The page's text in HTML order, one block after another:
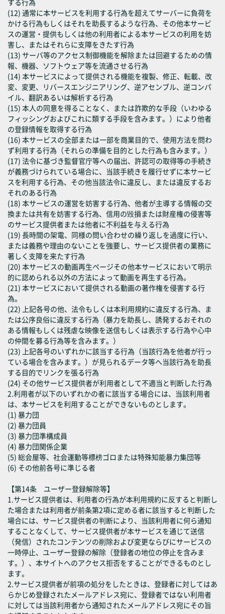
する行為
(12) 通常に本サービスを利用する行為を超えてサーバーに負荷を
かける行為もしくはそれを助長するような行為、その他本サービ
スの運営・提供もしくは他の利用者による本サービスの利用を妨
害し、またはそれらに支障をきたす行為
(13) サーバ等のアクセス制御機能を解除または回避するための情
報、機器、ソフトウェア等を流通させる行為
(14) 本サービスによって提供される機能を複製、修正、転載、改
変、変更、リバースエンジニアリング、逆アセンブル、逆コンパ
イル、翻訳あるいは解析する行為
(15) 本人の同意を得ることなく、または詐欺的な手段（いわゆる
フィッシングおよびこれに類する手段を含みます。）により他者
の登録情報を取得する行為
(16) 本サービスの全部または一部を商業目的で、使用方法を問わ
ず利用する行為（それらの準備を目的とした行為も含みます。）
(17) 法令に基づき監督官庁等への届出、許認可の取得等の手続き
が義務づけられている場合に、当該手続きを履行せずに本サービ
スを利用する行為、その他当該法令に違反し、または違反するお
それのある行為
(18) 本サービスの運営を妨害する行為、他者が主導する情報の交
換または共有を妨害する行為、信用の毀損または財産権の侵害等
のサービス提供者または他者に不利益を与える行為
(19) 長時間の架電、同様の問い合わせの繰り返しを過度に行い、
または義務や理由のないことを強要し、サービス提供者の業務に
著しく支障を来たす行為
(20) 本サービスの動画再生ページその他本サービスにおいて明示
的に認められる以外の方法によって動画を再生する行為。
(21) 本サービスにおいて提供される動画の著作権を侵害する行
為。
(22) 上記各号の他、法令もしくは本利用規約に違反する行為、ま
たは公序良俗に違反する行為（暴力を助長し、誘発するおそれの
ある情報もしくは残虐な映像を送信もしくは表示する行為や心中
の仲間を募る行為等を含みます。）
(23) 上記各号のいずれかに該当する行為（当該行為を他者が行っ
ている場合を含みます。）が見られるデータ等へ当該行為を助長
する目的でリンクを張る行為
(24) その他サービス提供者が利用者として不適当と判断した行為
2.利用者が以下のいずれかの者に該当する場合には、当該利用者
は、本サービスを利用することができないものとします。
(1) 暴力団
(2) 暴力団員
(3) 暴力団準構成員
(4) 暴力団関係企業
(5) 総会屋等、社会運動等標榜ゴロまたは特殊知能暴力集団等
(6) その他前各号に準じる者
【第14条 ユーザー登録解除等】
1.サービス提供者は、利用者の行為が本利用規約に反すると判断し
た場合または利用者が前条第2項に定める者に該当すると判断した
場合には、サービス提供者の判断により、当該利用者に何ら通知
することなくして、サービス提供者が本サービスを通じて送信
（発信）されたコンテンツの削除および変更ならびにサービスの
一時停止、ユーザー登録の解除（登録者の地位の停止を含みま
す。）、本サイトへのアクセス拒否をすることができるものとし
ます。
2.サービス提供者が前項の処分をしたときは、登録者に対してはあ
らかじめ登録されたメールアドレス宛に、登録者ではない利用者
に対しては当該利用者から通知されたメールアドレス宛にその旨